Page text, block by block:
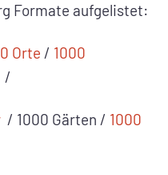
Formate aufgelistet:
Orte / 1000
/
/ 1000 Gärten / 1000